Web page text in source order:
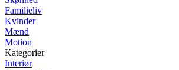
Familieliv
Kvinder
Mænd
Motion
Kategorier
Interiør